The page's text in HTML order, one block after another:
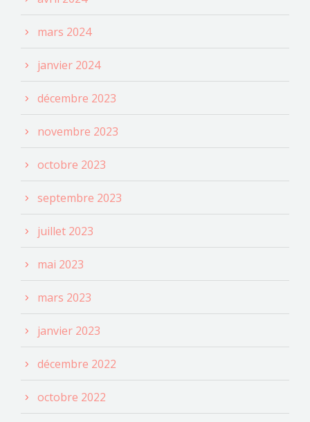
mars 2024
janvier 2024
décembre 2023
novembre 2023
octobre 2023
septembre 2023
juillet 2023
mai 2023
mars 2023
janvier 2023
décembre 2022
octobre 2022